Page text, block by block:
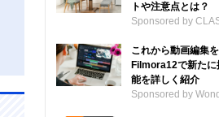
トや注意点とは？
Sponsored by
これから動画編集
Filmora12で新たに
能を詳しく紹介
Sponsored by